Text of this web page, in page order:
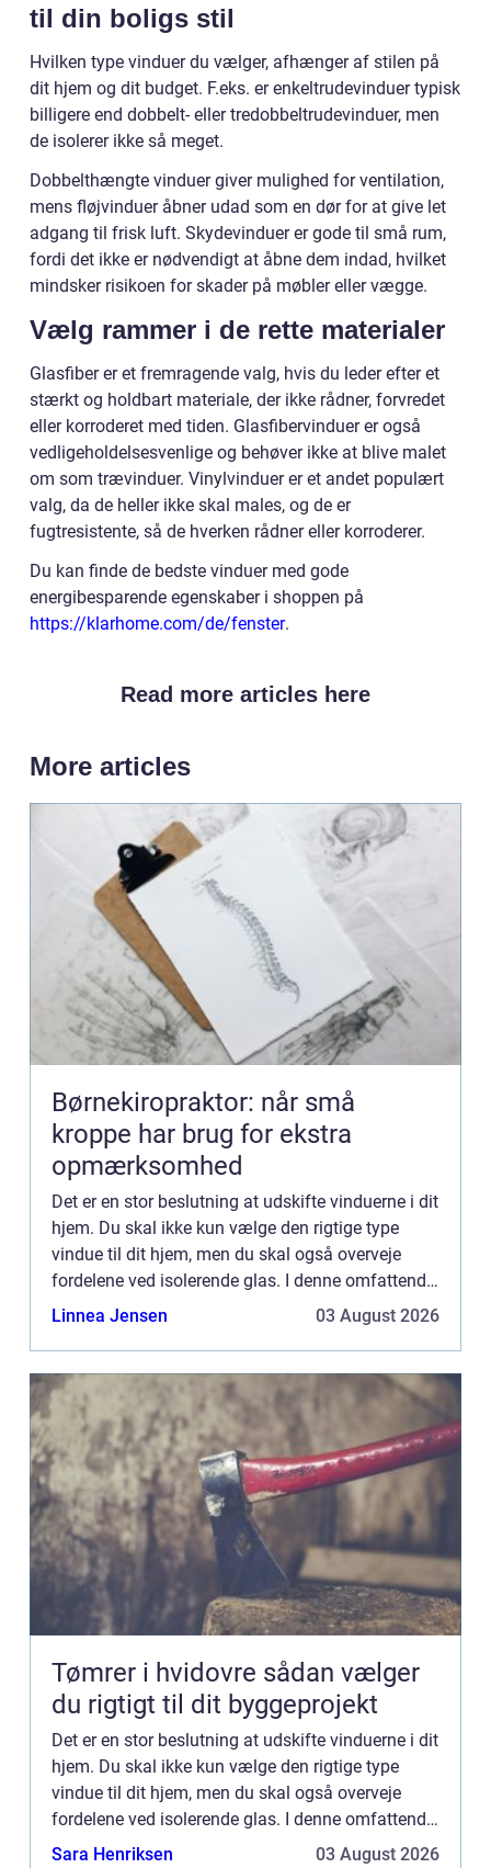
til din boligs stil
Hvilken type vinduer du vælger, afhænger af stilen på
dit hjem og dit budget. F.eks. er enkeltrudevinduer typisk
billigere end dobbelt- eller tredobbeltrudevinduer, men
de isolerer ikke så meget.
Dobbelthængte vinduer giver mulighed for ventilation,
mens fløjvinduer åbner udad som en dør for at give let
adgang til frisk luft. Skydevinduer er gode til små rum,
fordi det ikke er nødvendigt at åbne dem indad, hvilket
mindsker risikoen for skader på møbler eller vægge.
Vælg rammer i de rette materialer
Glasfiber er et fremragende valg, hvis du leder efter et
stærkt og holdbart materiale, der ikke rådner, forvredet
eller korroderet med tiden. Glasfibervinduer er også
vedligeholdelsesvenlige og behøver ikke at blive malet
om som trævinduer. Vinylvinduer er et andet populært
valg, da de heller ikke skal males, og de er
fugtresistente, så de hverken rådner eller korroderer.
Du kan finde de bedste vinduer med gode
energibesparende egenskaber i shoppen på
https://klarhome.com/de/fenster.
Read more articles here
More articles
Børnekiropraktor: når små
kroppe har brug for ekstra
opmærksomhed
Det er en stor beslutning at udskifte vinduerne i dit
hjem. Du skal ikke kun vælge den rigtige type
vindue til dit hjem, men du skal også overveje
fordelene ved isolerende glas. I denne omfattende
guide vil vi undersøge de forskellige typer vinduer
Linnea Jensen 03 August 2026
Tømrer i hvidovre sådan vælger
du rigtigt til dit byggeprojekt
Det er en stor beslutning at udskifte vinduerne i dit
hjem. Du skal ikke kun vælge den rigtige type
vindue til dit hjem, men du skal også overveje
fordelene ved isolerende glas. I denne omfattende
guide vil vi undersøge de forskellige typer vinduer
Sara Henriksen 03 August 2026